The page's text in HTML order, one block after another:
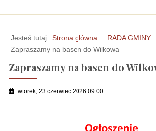
Jesteś tutaj: Strona główna RADA GMINY
Zapraszamy na basen do Wilkowa
Zapraszamy na basen do
wtorek, 23 czerwiec 2026 09:00